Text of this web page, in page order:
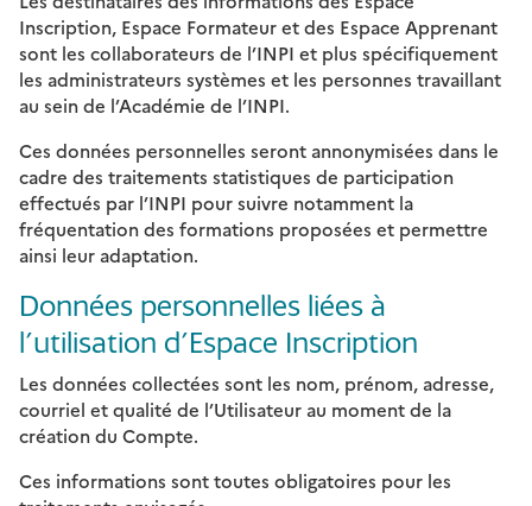
Inscription, Espace Formateur et des Espace Apprenant
sont les collaborateurs de l’INPI et plus spécifiquement
les administrateurs systèmes et les personnes travaillant
au sein de l’Académie de l’INPI.
Ces données personnelles seront annonymisées dans le
cadre des traitements statistiques de participation
effectués par l’INPI pour suivre notamment la
fréquentation des formations proposées et permettre
ainsi leur adaptation.
Données personnelles liées à
l’utilisation d’Espace Inscription
Les données collectées sont les nom, prénom, adresse,
courriel et qualité de l’Utilisateur au moment de la
création du Compte.
Ces informations sont toutes obligatoires pour les